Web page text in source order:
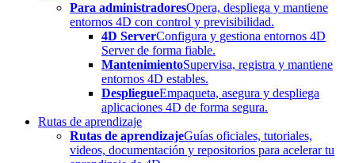
Para administradoresOpera, despliega y mantiene
entornos 4D con control y previsibilidad.
4D ServerConfigura y gestiona entornos 4D
Server de forma fiable.
MantenimientoSupervisa, registra y mantiene
entornos 4D estables.
DespliegueEmpaqueta, asegura y despliega
aplicaciones 4D de forma segura.
Rutas de aprendizaje
Rutas de aprendizajeGuías oficiales, tutoriales,
videos, documentación y repositorios para acelerar tu